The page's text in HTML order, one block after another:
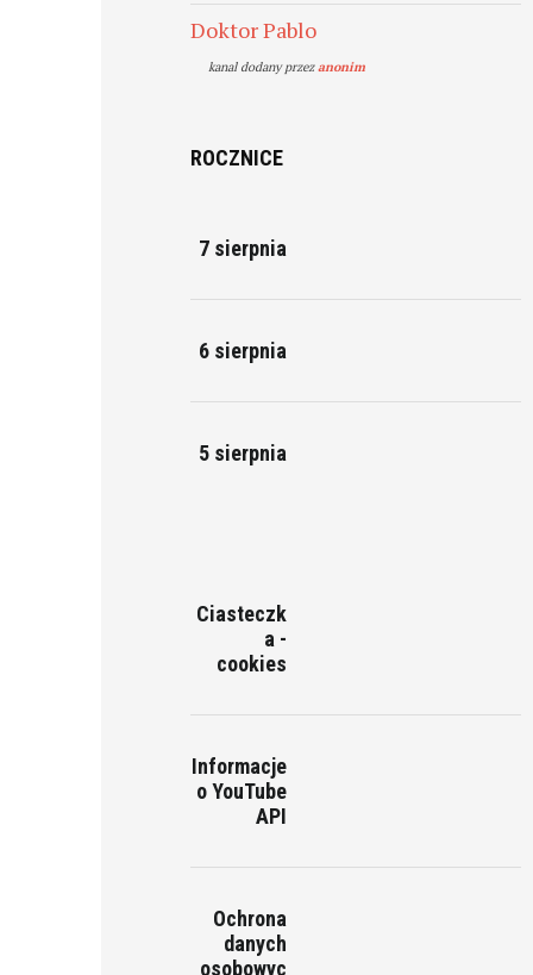
Doktor Pablo
kanal dodany przezanonim
ROCZNICE
7 sierpnia
6 sierpnia
5 sierpnia
Ciasteczk
a -
cookies
Informacje
o YouTube
API
Ochrona
danych
osobowyc